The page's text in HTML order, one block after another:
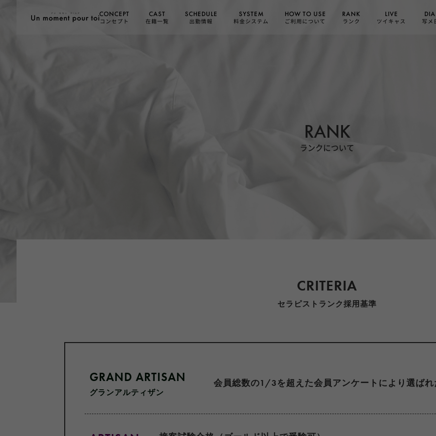
RANK
ランクについて
CONCEPT
コンセプト
CAST
在籍一覧
SCHEDULE
出勤情報
SYSTEM
料金システム
HOW TO USE
ご利用について
RANK
ランク
LIVE
ツイキャス 写メ
CRITERIA
セラピストランク採用基準
GRAND ARTISAN
グランアルティザン
会員総数の1/3を超えた会員アンケートにより選ばれ